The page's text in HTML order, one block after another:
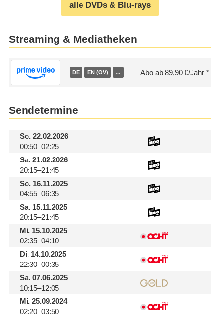
alle DVDs & Blu-rays
Streaming & Mediatheken
DE EN (OV) … Abo ab 89,90 €/Jahr
Sendetermine
So.22.02.2026
00:50–02:25
Sa.21.02.2026
20:15–21:45
So.16.11.2025
04:55–06:35
Sa.15.11.2025
20:15–21:45
Mi.15.10.2025
02:35–04:10
Di.14.10.2025
22:30–00:35
Sa.07.06.2025
10:15–12:05
Mi.25.09.2024
02:20–03:50